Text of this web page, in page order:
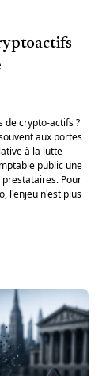
de crypto-actifs ?
aux portes
à la lutte
public une
Pour
l'enjeu n'est plus